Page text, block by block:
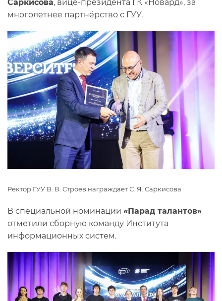
Саркисова, вице-президента ГК «Новард», за
многолетнее партнёрство с ГУУ.
Ректор ГУУ В. В. Строев награждает С. Я. Саркисова
В специальной номинации «Парад талантов»
отметили сборную команду Института
информационных систем.